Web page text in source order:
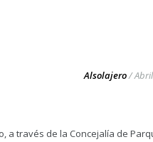
Alsolajero/
a través de la Concejalía de